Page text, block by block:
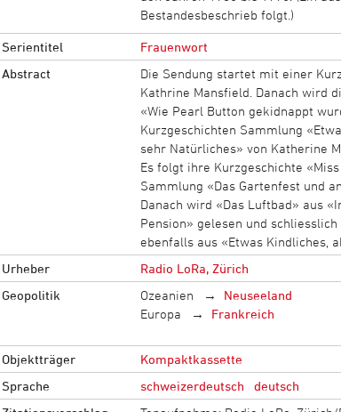
Bestandesbeschrieb folgt.)
Serientitel
Frauenwort
Abstract
Die Sendung startet mit einer
Kathrine Mansfield. Danach wird
«Wie Pearl Button gekidnappt
Kurzgeschichten Sammlung
sehr Natürliches» von Katherine
Es folgt ihre Kurzgeschichte
Sammlung «Das Gartenfest und
Danach wird «Das Luftbad» aus
Pension» gelesen und schliesslich
ebenfalls aus «Etwas Kindliches,
Urheber
Radio LoRa, Zürich
Geopolitik
Ozeanien
Neuseeland
Europa
Frankreich
Objektträger
Kompaktkassette
Sprache
schweizerdeutsch
deutsch